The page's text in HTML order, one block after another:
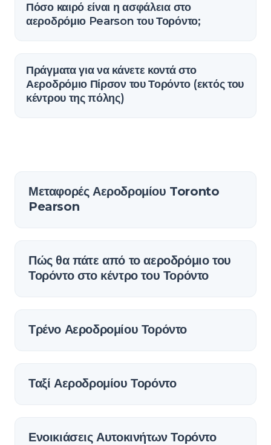
Πόσο καιρό είναι η ασφάλεια στο
αεροδρόμιο Pearson του Τορόντο;
Πράγματα για να κάνετε κοντά στο
Αεροδρόμιο Πίρσον του Τορόντο (εκτός του
κέντρου της πόλης)
Μεταφορές Αεροδρομίου Toronto
Pearson
Πώς θα πάτε από το αεροδρόμιο του
Τορόντο στο κέντρο του Τορόντο
Τρένο Αεροδρομίου Τορόντο
Ταξί Αεροδρομίου Τορόντο
Ενοικιάσεις Αυτοκινήτων Τορόντο